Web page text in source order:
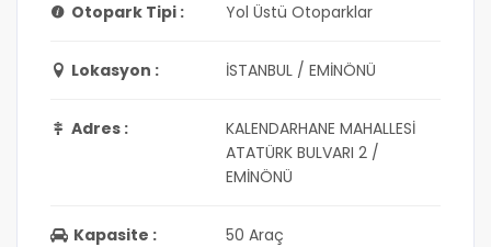
Otopark Tipi : Yol Üstü Otoparklar
Lokasyon : İSTANBUL / EMİNÖNÜ
Adres :
KALENDARHANE MAHALLESİ
ATATÜRK BULVARI 2 /
EMİNÖNÜ
Kapasite : 50 Araç